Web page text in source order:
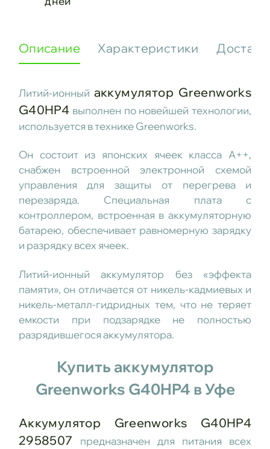
Описание Характеристики
Литий-ионный аккумулятор Greenworks
G40HP4 выполнен по новейшей технологии,
используется в технике Greenworks.
Он состоит из японских ячеек класса А++,
снабжен встроенной электронной схемой
управления для защиты от перегрева и
перезаряда. Специальная плата с
контроллером, встроенная в аккумуляторную
батарею, обеспечивает равномерную зарядку
и разрядку всех ячеек.
Литий-ионный аккумулятор без «эффекта
памяти», он отличается от никель-кадмиевых и
никель-металл-гидридных тем, что не теряет
емкости при подзарядке не полностью
разрядившегося аккумулятора.
Купить аккумулятор
Greenworks G40HP4 в Уфе
Аккумулятор Greenworks G40HP4
2958507 предназначен для питания всех